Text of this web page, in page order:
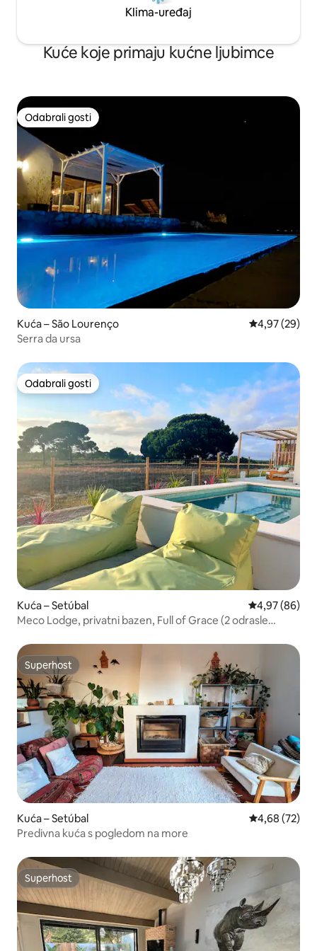
Klima-uređaj
Kuće koje primaju kućne ljubimce
Odabrali gosti
Odabrali gosti
Kuća – São Lourenço Prosječna
4,97 (29)
Serra da ursa
Odabrali gosti
Odabrali gosti
Kuća – Setúbal Prosječna
4,97 (86)
Meco Lodge, privatni bazen, Full of Grace (2 odrasle
Superhost
Superhost
Kuća – Setúbal Prosječna
4,68 (72)
Predivna kuća s pogledom na more
Superhost
Superhost